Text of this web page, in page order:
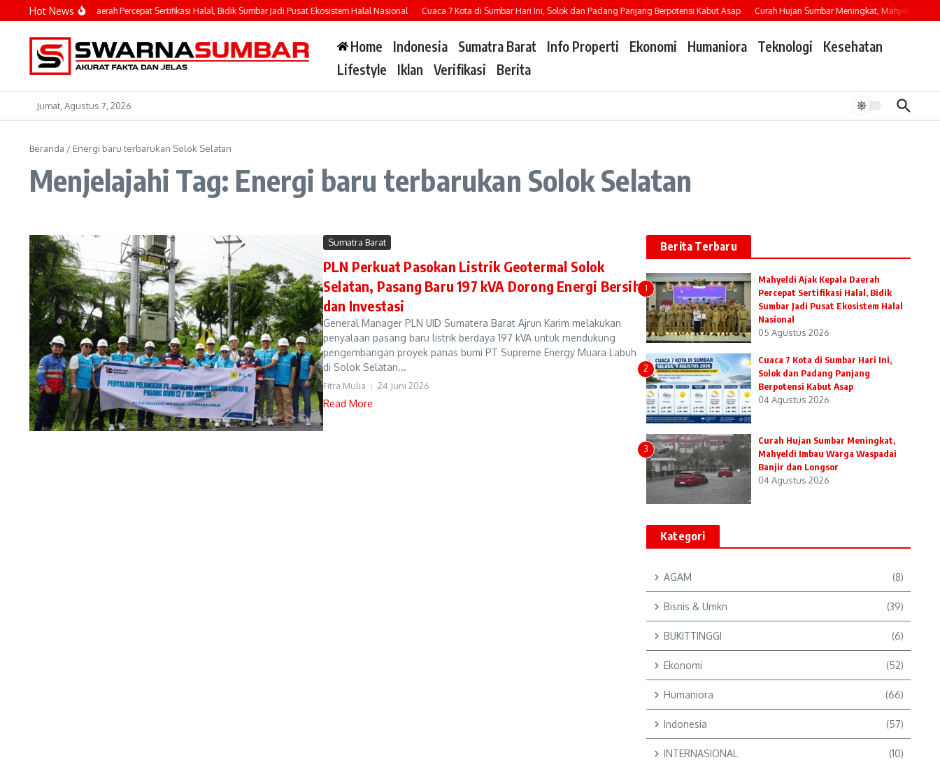
Lewati ke konten
Hot News
Ajak Kepala Daerah Percepat Sertifikasi Halal, Bidik Sumbar Jadi Pusat Ekosistem Halal Nasional Cuaca 7 Kota di Sumbar Hari Ini, Solok dan Padang Panjang Berpotensi Kabut Asap Curah Hujan Sumbar Meningkat, Mahyeldi Imbau
Home Indonesia Sumatra Barat Info Properti Ekonomi Humaniora Teknologi
Kesehatan
Lifestyle
Iklan Verifikasi Berita
Jumat, Agustus 7, 2026
Beranda / Energi baru terbarukan Solok Selatan
Menjelajahi Tag: Energi baru terbarukan Solok Selatan
Sumatra Barat
PLN Perkuat Pasokan Listrik Geotermal Solok
Selatan, Pasang Baru 197 kVA Dorong Energi Bersih
dan Investasi
General Manager PLN UID Sumatera Barat Ajrun Karim melakukan
penyalaan pasang baru listrik berdaya 197 kVA untuk mendukung
pengembangan proyek panas bumi PT Supreme Energy Muara Labuh
di Solok Selatan...
Fitra Mulia 24 Juni 2026
Read More
Berita Terbaru
1
Mahyeldi Ajak Kepala Daerah
Percepat Sertifikasi Halal, Bidik
Sumbar Jadi Pusat Ekosistem Halal
Nasional
05 Agustus 2026
2
Cuaca 7 Kota di Sumbar Hari Ini,
Solok dan Padang Panjang
Berpotensi Kabut Asap
04 Agustus 2026
3
Curah Hujan Sumbar Meningkat,
Mahyeldi Imbau Warga Waspadai
Banjir dan Longsor
04 Agustus 2026
Kategori
AGAM (8)
Bisnis & Umkn (39)
BUKITTINGGI (6)
Ekonomi (52)
Humaniora (66)
Indonesia (57)
INTERNASIONAL (10)